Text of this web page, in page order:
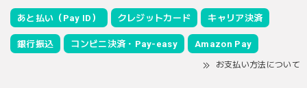
あと払い（Pay ID） クレジットカード キャリア決済
銀行振込 コンビニ決済・Pay-easy Amazon Pay
お支払い方法について